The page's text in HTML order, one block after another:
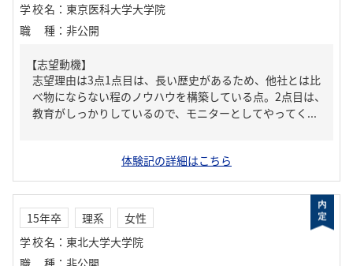
学校名 ： 東京医科大学大学院
職種 ： 非公開
【志望動機】
志望理由は3点1点目は、長い歴史があるため、他社とは比
べ物にならない程のノウハウを構築している点。2点目は、
教育がしっかりしているので、モニターとしてやってく...
体験記の詳細はこちら
15年卒 理系
女性
学校名 ： 東北大学大学院
職種 ： 非公開